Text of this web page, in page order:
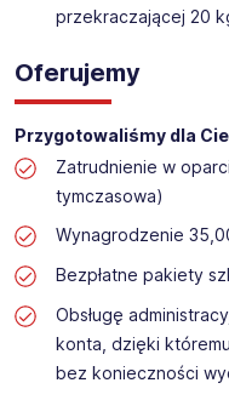
przekraczającej 20
Oferujemy
Przygotowaliśmy dla
Zatrudnienie w
tymczasowa)
Wynagrodzenie
Bezpłatne pakiety
Obsługę
konta, dzięki
bez konieczności